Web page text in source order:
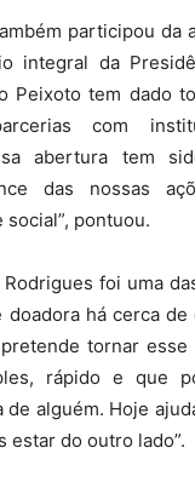
participou da
integral da
Peixoto tem dado
com
abertura tem
das nossas
pontuou.
foi uma
doadora há cerca
tornar esse
rápido e que
de alguém. Hoje
estar do outro lado”.